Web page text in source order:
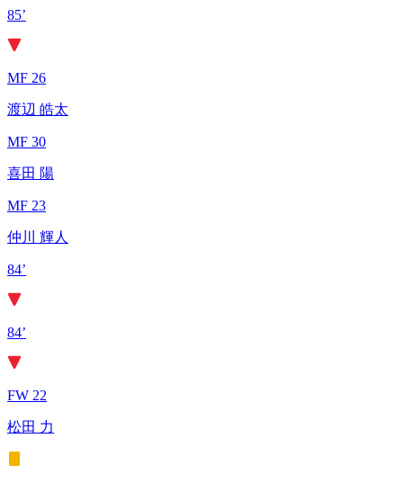
85’
MF 26
渡辺 皓太
MF 30
喜田 陽
MF 23
仲川 輝人
84’
84’
FW 22
松田 力